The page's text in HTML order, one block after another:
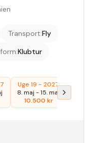
Transport:Fly
:Klubtur
Uge 19 - 2027
8. maj -15. maj
10.500 kr